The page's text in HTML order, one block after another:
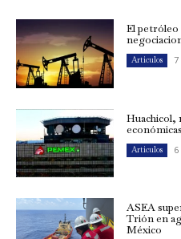
El petróleo
Artículos 7
Huachicol,
Artículos
ASEA
Trión en
México